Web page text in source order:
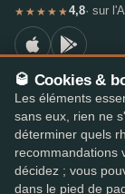
★★★★★4,8· sur
RumX® est une marque
Mentions légales
Préférences en
🥃 Cookies &
Les éléments
sans eux, rien ne
déterminer quels
recommandations
décidez ; vous
dans le pied de